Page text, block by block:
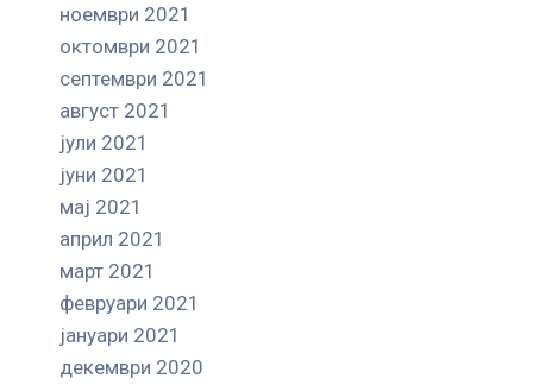
ноември 2021
октомври 2021
септември 2021
август 2021
јули 2021
јуни 2021
мај 2021
април 2021
март 2021
февруари 2021
јануари 2021
декември 2020